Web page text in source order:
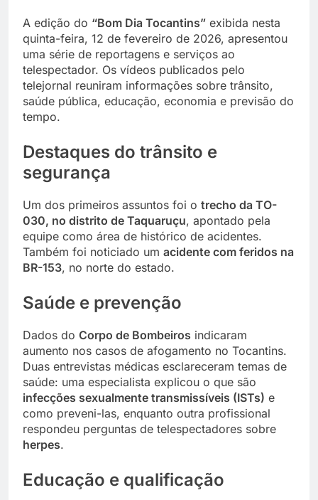
A edição do “Bom Dia Tocantins” exibida nesta
quinta-feira, 12 de fevereiro de 2026, apresentou
uma série de reportagens e serviços ao
telespectador. Os vídeos publicados pelo
telejornal reuniram informações sobre trânsito,
saúde pública, educação, economia e previsão do
tempo.
Destaques do trânsito e
segurança
Um dos primeiros assuntos foi o trecho da TO-
030, no distrito de Taquaruçu, apontado pela
equipe como área de histórico de acidentes.
Também foi noticiado um acidente com feridos na
BR-153, no norte do estado.
Saúde e prevenção
Dados do Corpo de Bombeiros indicaram
aumento nos casos de afogamento no Tocantins.
Duas entrevistas médicas esclareceram temas de
saúde: uma especialista explicou o que são
infecções sexualmente transmissíveis (ISTs) e
como preveni-las, enquanto outra profissional
respondeu perguntas de telespectadores sobre
herpes.
Educação e qualificação